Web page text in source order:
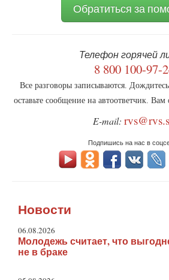
Обратиться за
Телефон горячей
8 800 100-97-
Все разговоры записываются.
оставьте сообщение на автоответчик. Вам
E-mail:
Подпишись на нас в
Новости
06.08.2026
Молодежь считает, что
не в браке